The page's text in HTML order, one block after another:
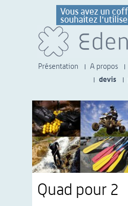
Présentation A propos
devis
Quad pour 2